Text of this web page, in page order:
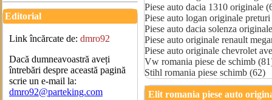
Editorial
Link încărcate de: dmro92
Dacă dumneavoastră aveți
întrebări despre această pagină
scrie un e-mail la:
dmro92@parteking.com
Piese auto dacia 1310 originale
Piese auto logan originale
Piese auto dacia solenza
Piese auto originale renault
Piese auto originale chevrolet
Vw romania piese de schimb
Stihl romania piese schimb (62)
Elit romania piese auto